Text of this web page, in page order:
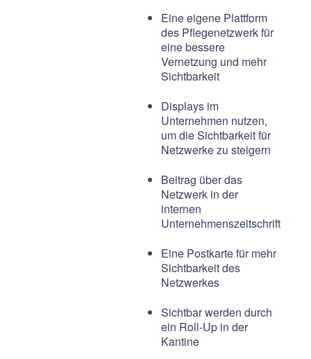
Eine eigene Plattform
des Pflegenetzwerk für
eine bessere
Vernetzung und mehr
Sichtbarkeit
Displays im
Unternehmen nutzen,
um die Sichtbarkeit für
Netzwerke zu steigern
Beitrag über das
Netzwerk in der
internen
Unternehmenszeitschrift
Eine Postkarte für mehr
Sichtbarkeit des
Netzwerkes
Sichtbar werden durch
ein Roll-Up in der
Kantine